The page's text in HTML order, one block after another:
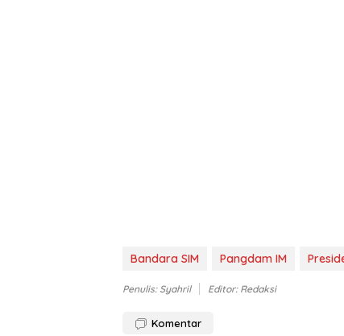
Bandara SIM Pangdam IM
Penulis: Syahril Editor: Redaksi
Komentar